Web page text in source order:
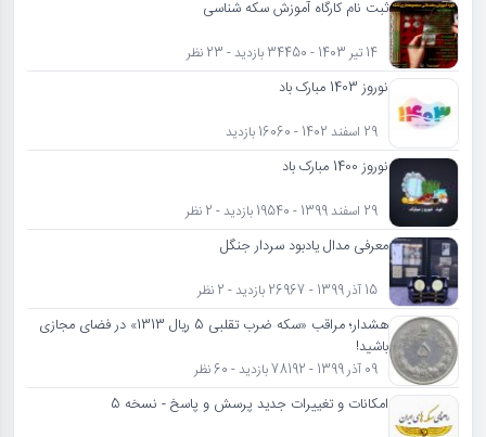
ثبت نام کارگاه آموزش سکه شناسی
14 تیر 1403 - 34450 بازدید - 23 نظر
نوروز 1403 مبارک باد
29 اسفند 1402 - 16060 بازدید
نوروز 1400 مبارک باد
29 اسفند 1399 - 19540 بازدید - 2 نظر
معرفی مدال یادبود سردار جنگل
15 آذر 1399 - 26967 بازدید - 2 نظر
هشدار؛ مراقب «سکه ضرب تقلبی 5 ریال 1313» در فضای مجازی
باشید!
09 آذر 1399 - 78192 بازدید - 60 نظر
امکانات و تغییرات جدید پرسش و پاسخ - نسخه 5